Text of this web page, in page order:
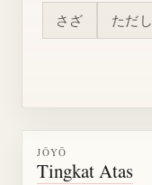
さざ ただし
JŌYŌ
Tingkat Atas